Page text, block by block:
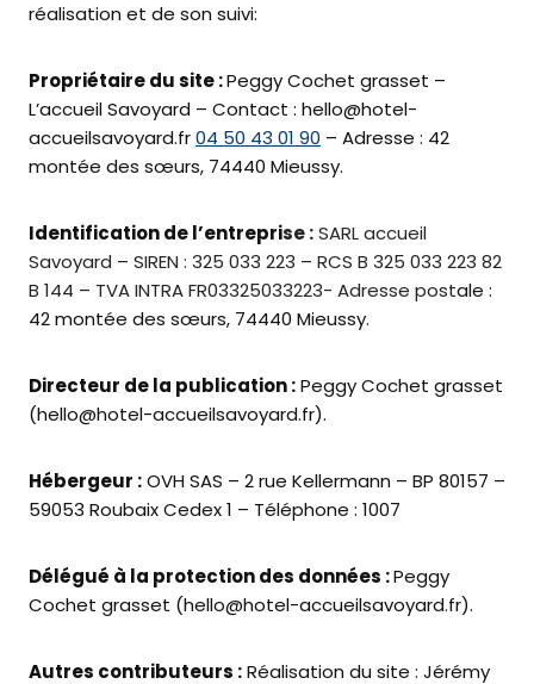
réalisation et de son suivi:
Propriétaire du site :Peggy Cochet grasset –
L’accueil Savoyard – Contact : hello@hotel-
accueilsavoyard.fr04 50 43 01 90 – Adresse : 42
montée des sœurs, 74440 Mieussy.
Identification de l’entreprise :SARL accueil
Savoyard – SIREN : 325 033 223 – RCS B 325 033 223 82
B 144 – TVA INTRA FR03325033223- Adresse postale :
42 montée des sœurs, 74440 Mieussy.
Directeur de la publication :Peggy Cochet grasset
(hello@hotel-accueilsavoyard.fr).
Hébergeur :OVH SAS – 2 rue Kellermann – BP 80157 –
59053 Roubaix Cedex 1 – Téléphone : 1007
Délégué à la protection des données :Peggy
Cochet grasset (hello@hotel-accueilsavoyard.fr).
Autres contributeurs :Réalisation du site : Jérémy